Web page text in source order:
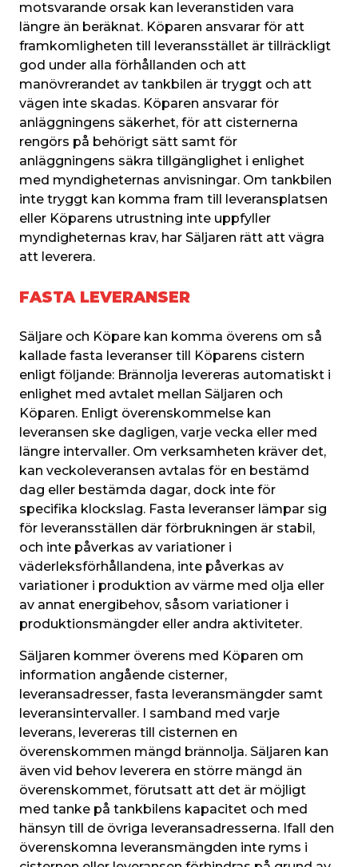
motsvarande orsak kan leveranstiden vara
längre än beräknat. Köparen ansvarar för att
framkomligheten till leveransstället är tillräckligt
god under alla förhållanden och att
manövrerandet av tankbilen är tryggt och att
vägen inte skadas. Köparen ansvarar för
anläggningens säkerhet, för att cisternerna
rengörs på behörigt sätt samt för
anläggningens säkra tillgänglighet i enlighet
med myndigheternas anvisningar. Om tankbilen
inte tryggt kan komma fram till leveransplatsen
eller Köparens utrustning inte uppfyller
myndigheternas krav, har Säljaren rätt att vägra
att leverera.
FASTA LEVERANSER
Säljare och Köpare kan komma överens om så
kallade fasta leveranser till Köparens cistern
enligt följande: Brännolja levereras automatiskt i
enlighet med avtalet mellan Säljaren och
Köparen. Enligt överenskommelse kan
leveransen ske dagligen, varje vecka eller med
längre intervaller. Om verksamheten kräver det,
kan veckoleveransen avtalas för en bestämd
dag eller bestämda dagar, dock inte för
specifika klockslag. Fasta leveranser lämpar sig
för leveransställen där förbrukningen är stabil,
och inte påverkas av variationer i
väderleksförhållandena, inte påverkas av
variationer i produktion av värme med olja eller
av annat energibehov, såsom variationer i
produktionsmängder eller andra aktiviteter.
Säljaren kommer överens med Köparen om
information angående cisterner,
leveransadresser, fasta leveransmängder samt
leveransintervaller. I samband med varje
leverans, levereras till cisternen en
överenskommen mängd brännolja. Säljaren kan
även vid behov leverera en större mängd än
överenskommet, förutsatt att det är möjligt
med tanke på tankbilens kapacitet och med
hänsyn till de övriga leveransadresserna. Ifall den
överenskomna leveransmängden inte ryms i